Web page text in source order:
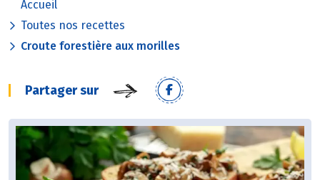
Accueil
Toutes nos recettes
Croute forestière aux morilles
Partager sur